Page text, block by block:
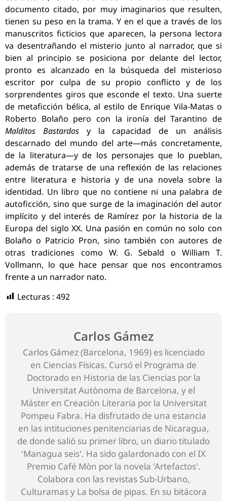
documento citado, por muy imaginarios que resulten,
tienen su peso en la trama. Y en el que a través de los
manuscritos ficticios que aparecen, la persona lectora
va desentrañando el misterio junto al narrador, que si
bien al principio se posiciona por delante del lector,
pronto es alcanzado en la búsqueda del misterioso
escritor por culpa de su propio conflicto y de los
sorprendentes giros que esconde el texto. Una suerte
de metaficción bélica, al estilo de Enrique Vila-Matas o
Roberto Bolaño pero con la ironía del Tarantino de
Malditos Bastardosy la capacidad de un análisis
descarnado del mundo del arte—más concretamente,
de la literatura—y de los personajes que lo pueblan,
además de tratarse de una reflexión de las relaciones
entre literatura e historia y de una novela sobre la
identidad. Un libro que no contiene ni una palabra de
autoficción, sino que surge de la imaginación del autor
implícito y del interés de Ramírez por la historia de la
Europa del siglo XX. Una pasión en común no solo con
Bolaño o Patricio Pron, sino también con autores de
otras tradiciones como W. G. Sebald o William T.
Vollmann, lo que hace pensar que nos encontramos
frente a un narrador nato.
Lecturas : 492
Carlos Gámez
Carlos Gámez (Barcelona, 1969) es licenciado
en Ciencias Físicas. Cursó el Programa de
Doctorado en Historia de las Ciencias por la
Universitat Autònoma de Barcelona, y el
Máster en Creación Literaria por la Universitat
Pompeu Fabra. Ha disfrutado de una estancia
en las intituciones penitenciarias de Nicaragua,
de donde salió su primer libro, un diario titulado
'Managua seis'. Ha sido galardonado con el IX
Premio Café Mòn por la novela 'Artefactos'.
Colabora con las revistas Sub-Urbano,
Culturamas y La bolsa de pipas. En su bitácora